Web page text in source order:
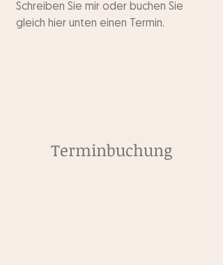
Schreiben Sie mir oder buchen Sie
gleich hier unten einen Termin.
Terminbuchung